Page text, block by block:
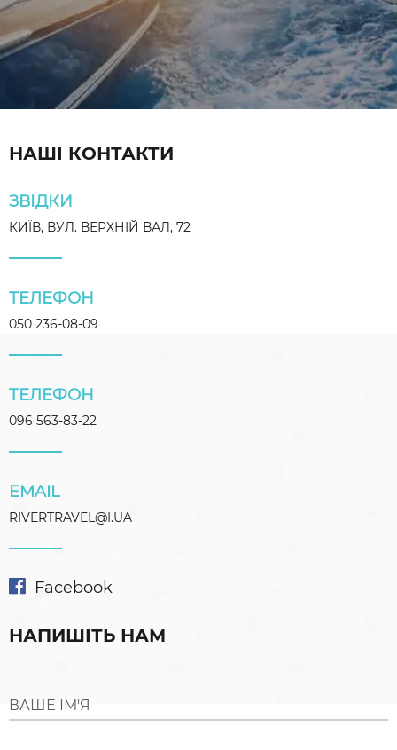
НАШІ КОНТАКТИ
ЗВІДКИ
КИЇВ, ВУЛ. ВЕРХНІЙ ВАЛ, 72
ТЕЛЕФОН
050 236-08-09
ТЕЛЕФОН
096 563-83-22
EMAIL
RIVERTRAVEL@I.UA
Facebook
НАПИШІТЬ НАМ
ВАШЕ ІМ'Я